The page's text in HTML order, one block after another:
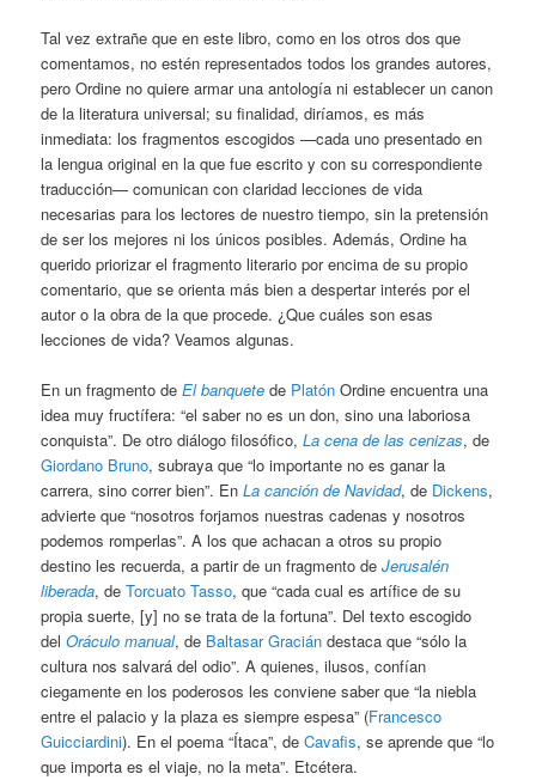
Tal vez extrañe que en este libro, como en los otros dos que
comentamos, no estén representados todos los grandes autores,
pero Ordine no quiere armar una antología ni establecer un canon
de la literatura universal; su finalidad, diríamos, es más
inmediata: los fragmentos escogidos —cada uno presentado en
la lengua original en la que fue escrito y con su correspondiente
traducción— comunican con claridad lecciones de vida
necesarias para los lectores de nuestro tiempo, sin la pretensión
de ser los mejores ni los únicos posibles. Además, Ordine ha
querido priorizar el fragmento literario por encima de su propio
comentario, que se orienta más bien a despertar interés por el
autor o la obra de la que procede. ¿Que cuáles son esas
lecciones de vida? Veamos algunas.
En un fragmento deEl banquete de Platón Ordine encuentra una
idea muy fructífera: “el saber no es un don, sino una laboriosa
conquista”. De otro diálogo filosófico,La cena de las cenizas, de
Giordano Bruno, subraya que “lo importante no es ganar la
carrera, sino correr bien”. EnLa canción de Navidad, de Dickens,
advierte que “nosotros forjamos nuestras cadenas y nosotros
podemos romperlas”. A los que achacan a otros su propio
destino les recuerda, a partir de un fragmento deJerusalén
liberada, deTorcuato Tasso, que “cada cual es artífice de su
propia suerte, [y] no se trata de la fortuna”. Del texto escogido
delOráculo manual, de Baltasar Gracián destaca que “sólo la
cultura nos salvará del odio”. A quienes, ilusos, confían
ciegamente en los poderosos les conviene saber que “la niebla
entre el palacio y la plaza es siempre espesa” (Francesco
Guicciardini). En el poema “Ítaca”, deCavafis, se aprende que “lo
que importa es el viaje, no la meta”. Etcétera.